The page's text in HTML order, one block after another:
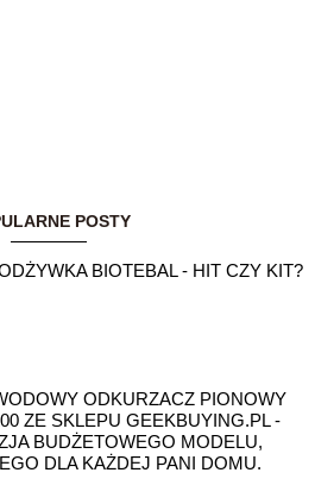
POSTY
BIOTEBAL - HIT CZY KIT?
ODKURZACZ PIONOWY
ZE SKLEPU GEEKBUYING.PL -
BUDŻETOWEGO MODELU,
DLA KAŻDEJ PANI DOMU.